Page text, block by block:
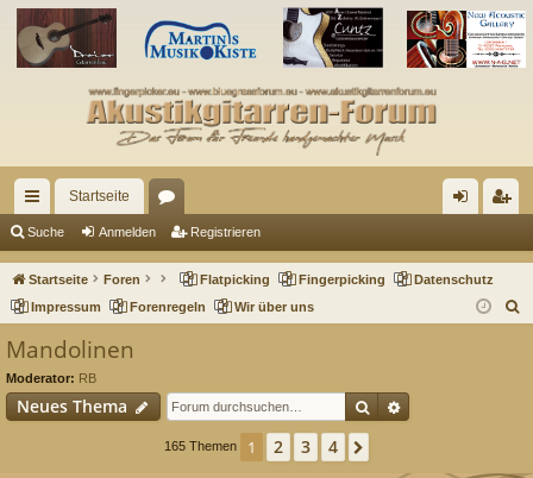
ch
ne
llz
ug
riff
Startseite
en m ist
rie
Suche Anmelden Registrieren
Startseite Foren Flatpicking Fingerpicking
Datenschutz
Impressum
Forenregeln Wir über uns
Mandolinen
Moderator: RB
Neues Thema Suche
165 Themen 1 2 3 4